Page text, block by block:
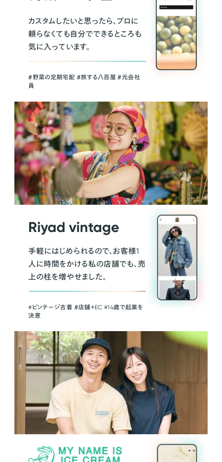
カスタムしたいと思ったら、プロに
頼らなくても自分でできるところも
気に入っています。
＃野菜の定期宅配 ＃旅する八百屋 ＃元会社
員
Riyad vintage
手軽にはじめられるので、お客様1
人に時間をかける私の店舗でも、売
上の柱を増やせました。
#ビンテージ古着 ＃店舗＋EC #14歳で起業を
決意